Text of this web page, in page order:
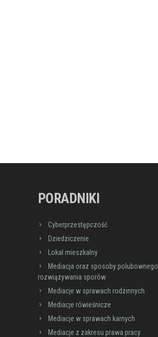
PORADNIKI
Cyberprzestępczość
Dziedziczenie
Lokal mieszkalny
Mediacja oraz sposoby polubownego
rozwiązywania sporów
Mediacje w sprawach rodzinnych
Mediacje rówieśnicze
Mediacje w sprawach karnych
Mediacje z zakresu prawa pracy